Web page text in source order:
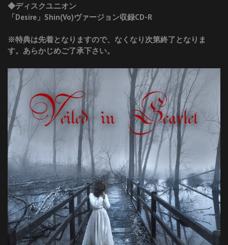
◆ディスクユニオン
「Desire」Shin(Vo)ヴァージョン収録CD-R
※特典は先着となりますので、なくなり次第終了となりま
す。あらかじめご了承下さい。